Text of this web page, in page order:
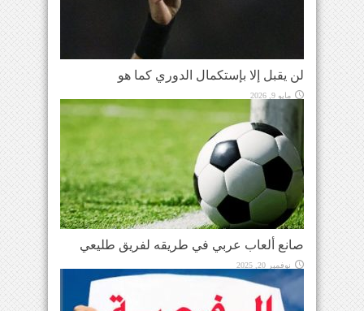
لن يقبل إلا بإستكمال الدوري كما هو
مايو 9, 2026
صانع ألعاب عربي في طريقه لفريق طليعي
نوفمبر 20, 2025